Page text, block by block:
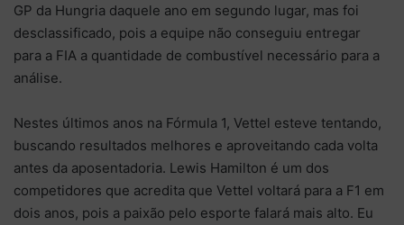
GP da Hungria daquele ano em segundo lugar, mas foi
desclassificado, pois a equipe não conseguiu entregar
para a FIA a quantidade de combustível necessário para a
análise.
Nestes últimos anos na Fórmula 1, Vettel esteve tentando,
buscando resultados melhores e aproveitando cada volta
antes da aposentadoria. Lewis Hamilton é um dos
competidores que acredita que Vettel voltará para a F1 em
dois anos, pois a paixão pelo esporte falará mais alto. Eu